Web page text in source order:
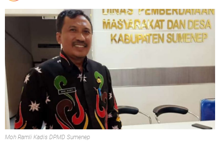
Moh Ramli Kadis DPMD Sumenep